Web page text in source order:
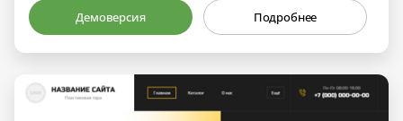
Демоверсия Подробнее